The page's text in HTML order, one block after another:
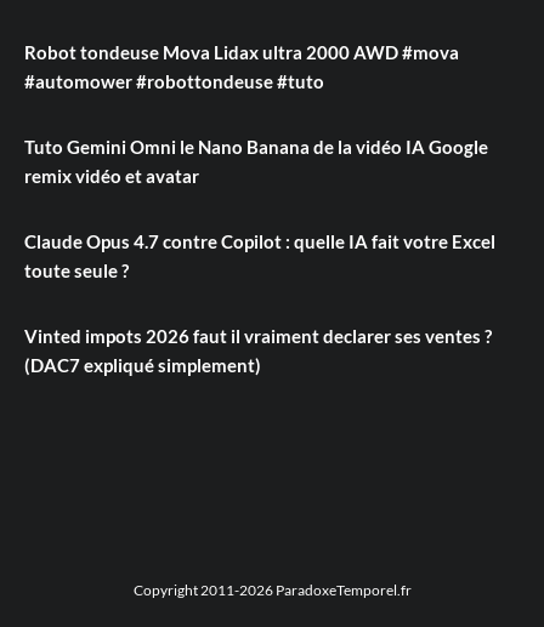
Robot tondeuse Mova Lidax ultra 2000 AWD #mova
#automower #robottondeuse #tuto
Tuto Gemini Omni le Nano Banana de la vidéo IA Google
remix vidéo et avatar
Claude Opus 4.7 contre Copilot : quelle IA fait votre Excel
toute seule ?
Vinted impots 2026 faut il vraiment declarer ses ventes ?
(DAC7 expliqué simplement)
Copyright 2011-2026 ParadoxeTemporel.fr